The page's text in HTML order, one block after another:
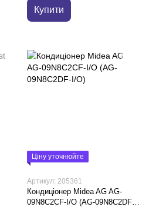
Купити
Ціну уточнюйте
Артикул: 205361
Кондиціонер Midea AG AG-
09N8C2CF-I/O (AG-09N8C2DF-